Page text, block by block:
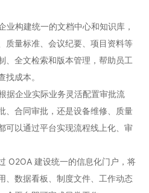
业构建统一的文档中心和知识库，
质量标准、会议纪要、项目资料等
、全文检索和版本管理，帮助员工
成本。
据企业实际业务灵活配置审批流
、合同审批，还是设备维修、质量
可以通过平台实现流程线上化、审
O2OA 建设统一的信息化门户，将
、数据看板、制度文件、工作动态